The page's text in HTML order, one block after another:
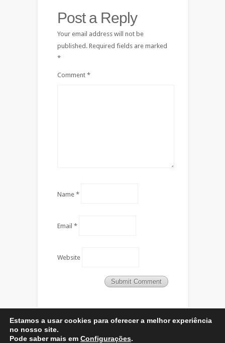
Post a Reply
Your email address will not be
published. Required fields are marked
*
Comment *
Name *
Email *
Website
Estamos a usar cookies para oferecer a melhor experiência
no nosso site.
Pode saber mais em Configurações.